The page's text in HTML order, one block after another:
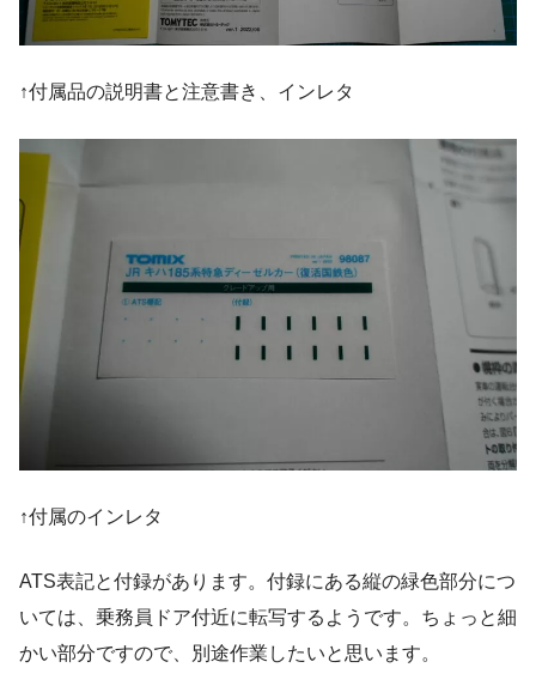
↑付属品の説明書と注意書き、インレタ
↑付属のインレタ
ATS表記と付録があります。付録にある縦の緑色部分につ
いては、乗務員ドア付近に転写するようです。ちょっと細
かい部分ですので、別途作業したいと思います。